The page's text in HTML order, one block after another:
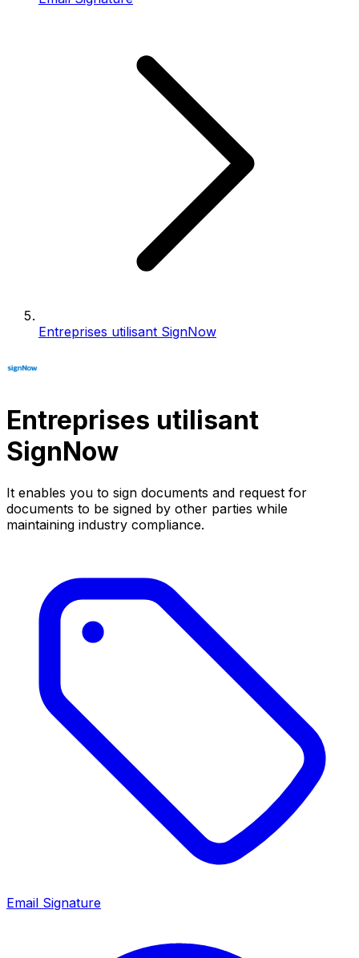
Entreprises utilisant SignNow
Entreprises utilisant
SignNow
It enables you to sign documents and request for
documents to be signed by other parties while
maintaining industry compliance.
Email Signature